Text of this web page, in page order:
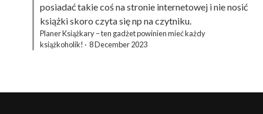
posiadać takie coś na stronie internetowej i nie nosić
książki skoro czyta się np na czytniku.
Planer Książkary – ten gadżet powinien mieć każdy
książkoholik! · 8 December 2023